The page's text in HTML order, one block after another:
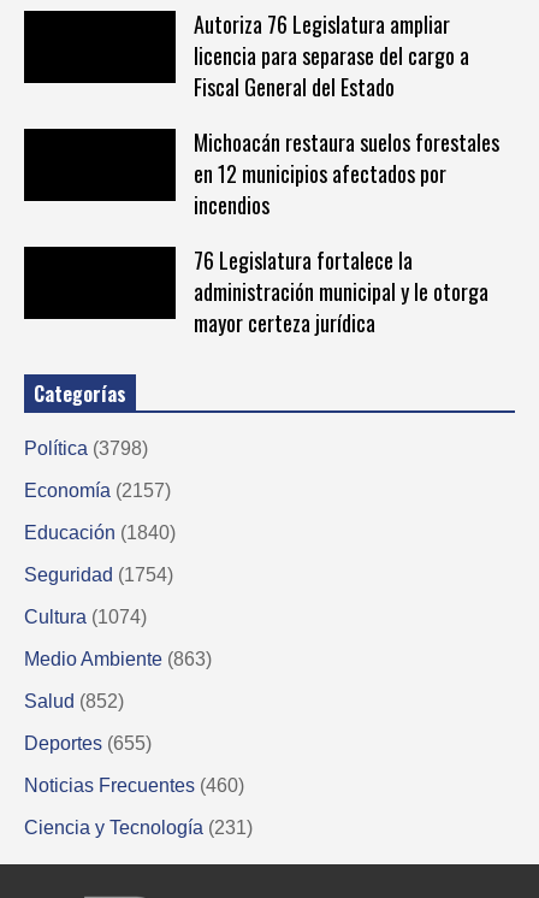
Autoriza 76 Legislatura ampliar
licencia para separase del cargo a
Fiscal General del Estado
Michoacán restaura suelos forestales
en 12 municipios afectados por
incendios
76 Legislatura fortalece la
administración municipal y le otorga
mayor certeza jurídica
Categorías
Política (3798)
Economía (2157)
Educación (1840)
Seguridad (1754)
Cultura (1074)
Medio Ambiente (863)
Salud (852)
Deportes (655)
Noticias Frecuentes (460)
Ciencia y Tecnología (231)